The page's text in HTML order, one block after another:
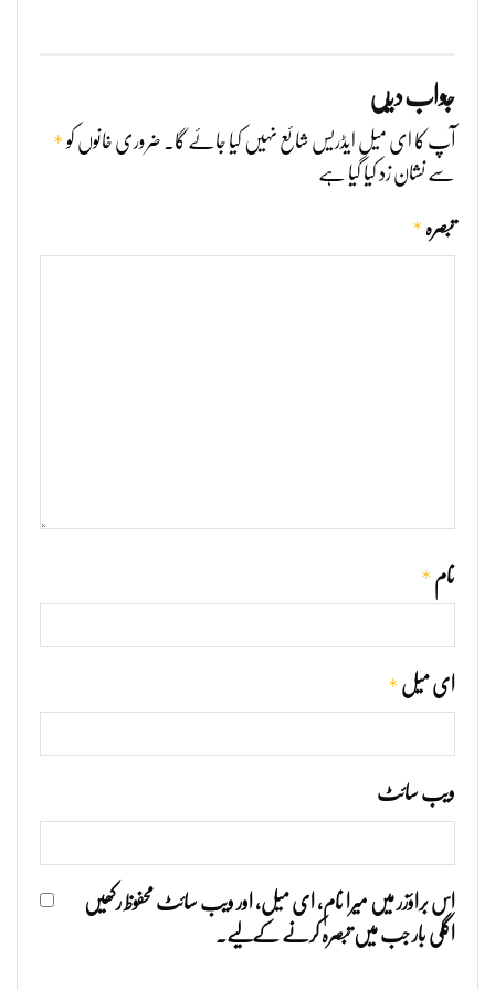
جواب دیں
آپ کا ای میل ایڈریس شائع نہیں کیا جائے گا۔ ضروری خانوں کو*
سے نشان زد کیا گیا ہے
تبصرہ *
نام *
ای میل *
ویب‌ سائٹ
اس براؤزر میں میرا نام، ای میل، اور ویب سائٹ محفوظ رکھیں
اگلی بار جب میں تبصرہ کرنے کےلیے۔